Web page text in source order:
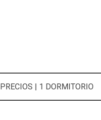
PRECIOS | 1 DORMITORIO